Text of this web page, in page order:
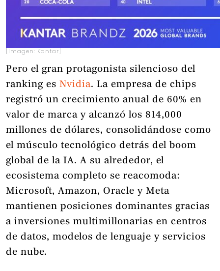
[Imagen: Kantar]
Pero el gran protagonista silencioso del
ranking es Nvidia. La empresa de chips
registró un crecimiento anual de 60% en
valor de marca y alcanzó los 814,000
millones de dólares, consolidándose como
el músculo tecnológico detrás del boom
global de la IA. A su alrededor, el
ecosistema completo se reacomoda:
Microsoft, Amazon, Oracle y Meta
mantienen posiciones dominantes gracias
a inversiones multimillonarias en centros
de datos, modelos de lenguaje y servicios
de nube.